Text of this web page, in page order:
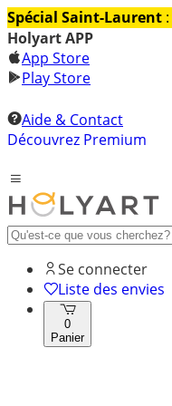
Spécial Saint-Laurent :
Holyart APP
App Store
Play Store
Aide & Contact
Découvrez Premium
Se connecter
Liste des envies
0
Panier